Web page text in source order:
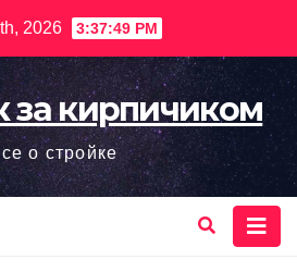
2026 3:37:50 PM
за кирпичиком
о стройке